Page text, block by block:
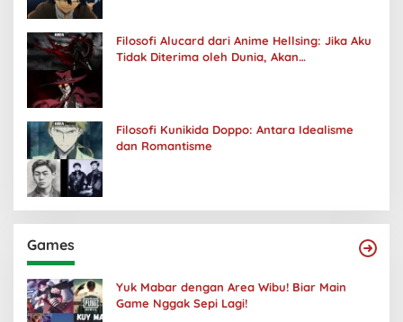
Filosofi Alucard dari Anime Hellsing: Jika Aku
Tidak Diterima oleh Dunia, Akan
Filosofi Kunikida Doppo: Antara Idealisme
dan Romantisme
Games
Yuk Mabar dengan Area Wibu! Biar Main
Game Nggak Sepi Lagi!